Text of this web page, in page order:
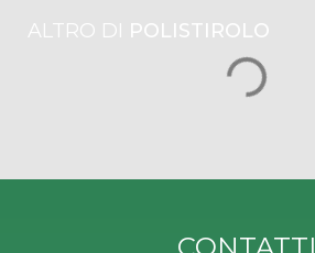
ALTRO DI POLISTIROLO